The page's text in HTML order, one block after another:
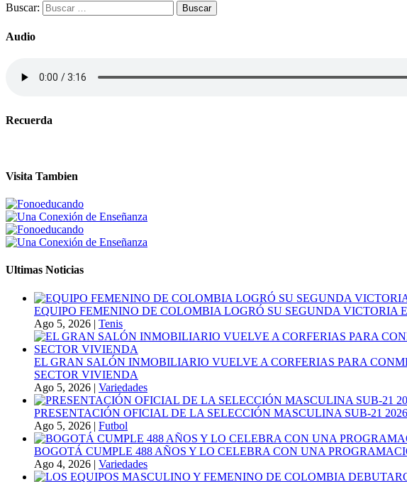
Buscar:
Audio
Recuerda
Visita Tambien
Ultimas Noticias
EQUIPO FEMENINO DE COLOMBIA LOGRÓ SU SEGUNDA VICTORIA
Ago 5, 2026 | Tenis
EL GRAN SALÓN INMOBILIARIO VUELVE A CORFERIAS PARA
SECTOR VIVIENDA
Ago 5, 2026 | Variedades
PRESENTACIÓN OFICIAL DE LA SELECCIÓN MASCULINA SUB-21 2026
Ago 5, 2026 | Futbol
BOGOTÁ CUMPLE 488 AÑOS Y LO CELEBRA CON UNA
Ago 4, 2026 | Variedades